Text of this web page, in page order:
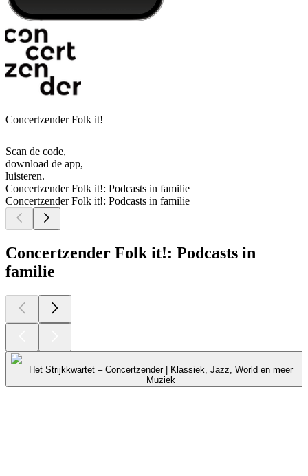
Concertzender Folk it!
Scan de code,
download de app,
luisteren.
Concertzender Folk it!: Podcasts in familie
Concertzender Folk it!: Podcasts in familie
Concertzender Folk it!: Podcasts in
familie
Het Strijkkwartet – Concertzender | Klassiek, Jazz, World en meer
Muziek